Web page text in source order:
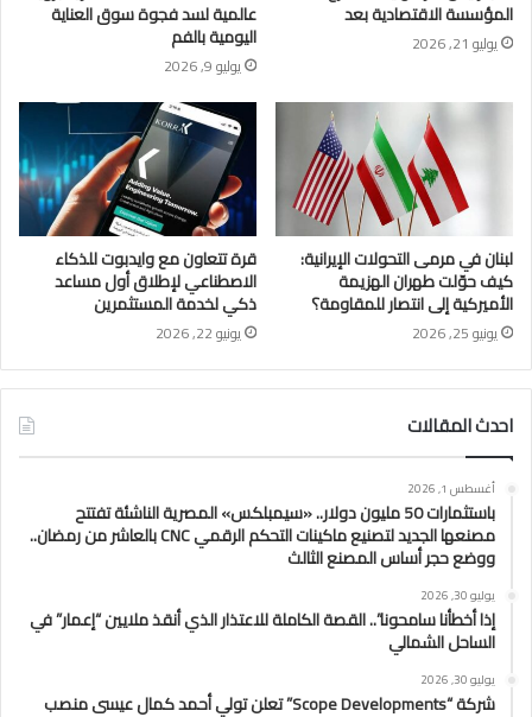
المؤسسة الاقتصادية بعد
يوليو 21, 2026
عالمية لسد فجوة سوق العناية
اليومية بالفم
يوليو 9, 2026
لبنان في مرمى التحولات الإيرانية:
كيف حوّلت طهران الهزيمة
الأميركية إلى انتصار للمقاومة؟
يونيو 25, 2026
قرة تتعاون مع وايدبوت للذكاء
الاصطناعي لإطلاق أول مساعد
ذكي لخدمة المستثمرين
يونيو 22, 2026
احدث المقالات
أغسطس 1, 2026
باستثمارات 50 مليون دولار.. «سيمبلكس» المصرية الناشئة تفتتح
مصنعها الجديد لتصنيع ماكينات التحكم الرقمي CNC بالعاشر من رمضان..
ووضع حجر أساس المصنع الثالث
يوليو 30, 2026
إذا أخطأنا سامحونا”.. القصة الكاملة للاعتذار الذي أنقذ ملايين “إعمار” في
الساحل الشمالي
يوليو 30, 2026
شركة “Scope Developments” تعلن تولي أحمد كمال عيسى منصب